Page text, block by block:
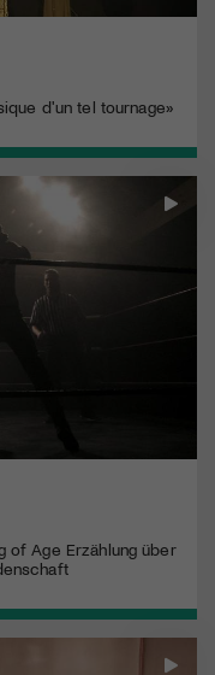
d'un tel tournage»
of Age Erzählung über